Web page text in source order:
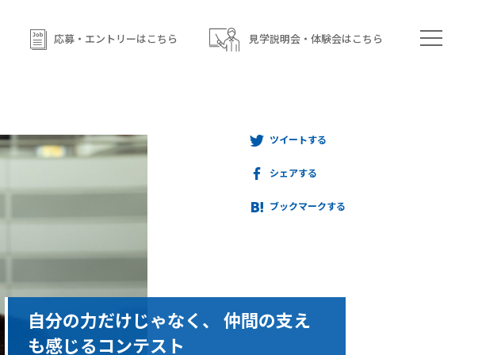
応募・エントリーはこちら 見学説明会・体験会はこちら
自分の力だけじゃなく、 仲間の支え
も感じるコンテスト
ツイートする
シェアする
ブックマークする